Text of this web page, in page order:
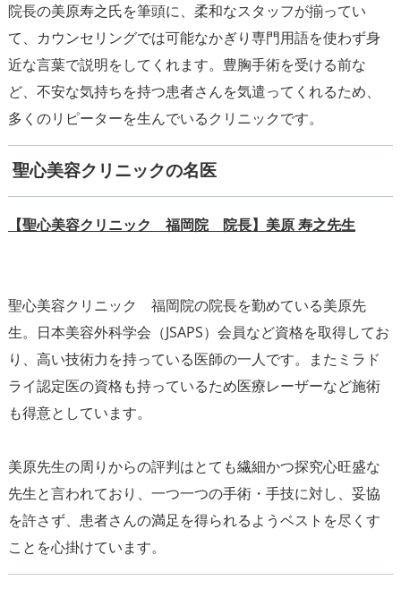
院長の美原寿之氏を筆頭に、柔和なスタッフが揃ってい
て、カウンセリングでは可能なかぎり専門用語を使わず身
近な言葉で説明をしてくれます。豊胸手術を受ける前な
ど、不安な気持ちを持つ患者さんを気遣ってくれるため、
多くのリピーターを生んでいるクリニックです。
聖心美容クリニックの名医
【聖心美容クリニック 福岡院 院長】美原 寿之先生
聖心美容クリニック 福岡院の院長を勤めている美原先
生。日本美容外科学会（JSAPS）会員など資格を取得してお
り、高い技術力を持っている医師の一人です。またミラド
ライ認定医の資格も持っているため医療レーザーなど施術
も得意としています。
美原先生の周りからの評判はとても繊細かつ探究心旺盛な
先生と言われており、一つ一つの手術・手技に対し、妥協
を許さず、患者さんの満足を得られるようベストを尽くす
ことを心掛けています。